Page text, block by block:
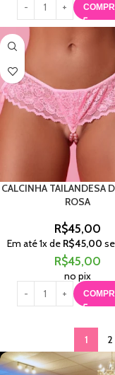
CALCINHA TAILANDESA
ROSA
R$45,00
Em até1x de R$45,00
R$45,00
no pix
1 2